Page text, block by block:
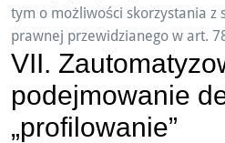
tym o możliwości skorzystania z
prawnej przewidzianego w art.
VII.
podejmowanie
„profilowanie”